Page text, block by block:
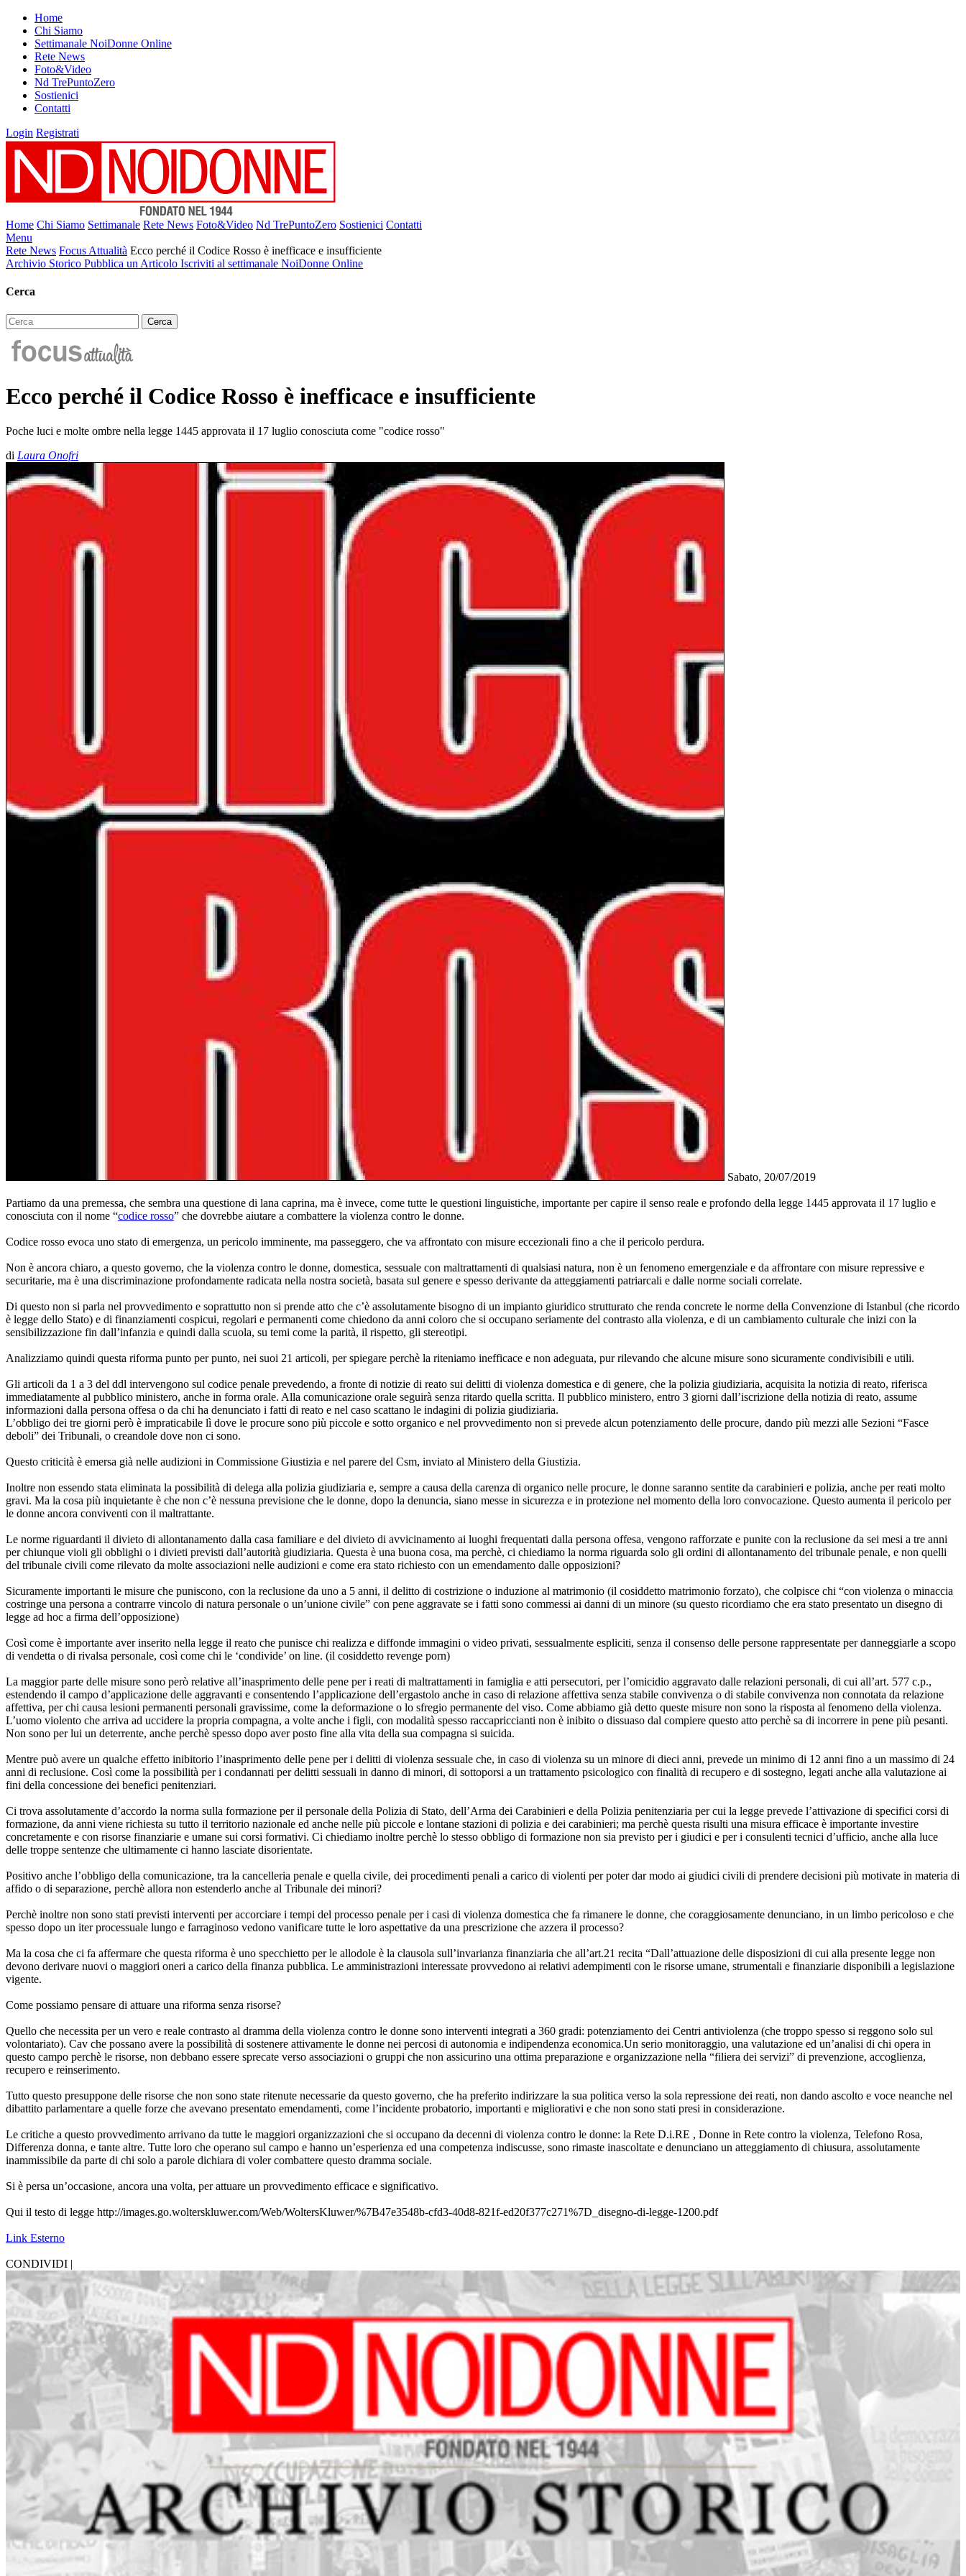
Home
Chi Siamo
Settimanale NoiDonne Online
Rete News
Foto&Video
Nd TrePuntoZero
Sostienici
Contatti
Login Registrati
Home Chi Siamo Settimanale Rete News Foto&Video Nd TrePuntoZero Sostienici Contatti
Menu
Rete News Focus Attualità Ecco perché il Codice Rosso è inefficace e insufficiente
Archivio Storico Pubblica un Articolo Iscriviti al settimanale NoiDonne Online
Cerca
Ecco perché il Codice Rosso è inefficace e insufficiente
Poche luci e molte ombre nella legge 1445 approvata il 17 luglio conosciuta come "codice rosso"
di Laura Onofri
Sabato, 20/07/2019
Partiamo da una premessa, che sembra una questione di lana caprina, ma è invece, come tutte le questioni linguistiche, importante per capire il senso reale e profondo della legge 1445 approvata il 17 luglio e
conosciuta con il nome “codice rosso” che dovrebbe aiutare a combattere la violenza contro le donne.
Codice rosso evoca uno stato di emergenza, un pericolo imminente, ma passeggero, che va affrontato con misure eccezionali fino a che il pericolo perdura.
Non è ancora chiaro, a questo governo, che la violenza contro le donne, domestica, sessuale con maltrattamenti di qualsiasi natura, non è un fenomeno emergenziale e da affrontare con misure repressive e
securitarie, ma è una discriminazione profondamente radicata nella nostra società, basata sul genere e spesso derivante da atteggiamenti patriarcali e dalle norme sociali correlate.
Di questo non si parla nel provvedimento e soprattutto non si prende atto che c’è assolutamente bisogno di un impianto giuridico strutturato che renda concrete le norme della Convenzione di Istanbul (che ricordo
è legge dello Stato) e di finanziamenti cospicui, regolari e permanenti come chiedono da anni coloro che si occupano seriamente del contrasto alla violenza, e di un cambiamento culturale che inizi con la
sensibilizzazione fin dall’infanzia e quindi dalla scuola, su temi come la parità, il rispetto, gli stereotipi.
Analizziamo quindi questa riforma punto per punto, nei suoi 21 articoli, per spiegare perchè la riteniamo inefficace e non adeguata, pur rilevando che alcune misure sono sicuramente condivisibili e utili.
Gli articoli da 1 a 3 del ddl intervengono sul codice penale prevedendo, a fronte di notizie di reato sui delitti di violenza domestica e di genere, che la polizia giudiziaria, acquisita la notizia di reato, riferisca
immediatamente al pubblico ministero, anche in forma orale. Alla comunicazione orale seguirà senza ritardo quella scritta. Il pubblico ministero, entro 3 giorni dall’iscrizione della notizia di reato, assume
informazioni dalla persona offesa o da chi ha denunciato i fatti di reato e nel caso scattano le indagini di polizia giudiziaria.
L’obbligo dei tre giorni però è impraticabile lì dove le procure sono più piccole e sotto organico e nel provvedimento non si prevede alcun potenziamento delle procure, dando più mezzi alle Sezioni “Fasce
deboli” dei Tribunali, o creandole dove non ci sono.
Questo criticità è emersa già nelle audizioni in Commissione Giustizia e nel parere del Csm, inviato al Ministero della Giustizia.
Inoltre non essendo stata eliminata la possibilità di delega alla polizia giudiziaria e, sempre a causa della carenza di organico nelle procure, le donne saranno sentite da carabinieri e polizia, anche per reati molto
gravi. Ma la cosa più inquietante è che non c’è nessuna previsione che le donne, dopo la denuncia, siano messe in sicurezza e in protezione nel momento della loro convocazione. Questo aumenta il pericolo per
le donne ancora conviventi con il maltrattante.
Le norme riguardanti il divieto di allontanamento dalla casa familiare e del divieto di avvicinamento ai luoghi frequentati dalla persona offesa, vengono rafforzate e punite con la reclusione da sei mesi a tre anni
per chiunque violi gli obblighi o i divieti previsti dall’autorità giudiziaria. Questa è una buona cosa, ma perchè, ci chiediamo la norma riguarda solo gli ordini di allontanamento del tribunale penale, e non quelli
del tribunale civili come rilevato da molte associazioni nelle audizioni e come era stato richiesto con un emendamento dalle opposizioni?
Sicuramente importanti le misure che puniscono, con la reclusione da uno a 5 anni, il delitto di costrizione o induzione al matrimonio (il cosiddetto matrimonio forzato), che colpisce chi “con violenza o minaccia
costringe una persona a contrarre vincolo di natura personale o un’unione civile” con pene aggravate se i fatti sono commessi ai danni di un minore (su questo ricordiamo che era stato presentato un disegno di
legge ad hoc a firma dell’opposizione)
Così come è importante aver inserito nella legge il reato che punisce chi realizza e diffonde immagini o video privati, sessualmente espliciti, senza il consenso delle persone rappresentate per danneggiarle a scopo
di vendetta o di rivalsa personale, così come chi le ‘condivide’ on line. (il cosiddetto revenge porn)
La maggior parte delle misure sono però relative all’inasprimento delle pene per i reati di maltrattamenti in famiglia e atti persecutori, per l’omicidio aggravato dalle relazioni personali, di cui all’art. 577 c.p.,
estendendo il campo d’applicazione delle aggravanti e consentendo l’applicazione dell’ergastolo anche in caso di relazione affettiva senza stabile convivenza o di stabile convivenza non connotata da relazione
affettiva, per chi causa lesioni permanenti personali gravissime, come la deformazione o lo sfregio permanente del viso. Come abbiamo già detto queste misure non sono la risposta al fenomeno della violenza.
L’uomo violento che arriva ad uccidere la propria compagna, a volte anche i figli, con modalità spesso raccapriccianti non è inibito o dissuaso dal compiere questo atto perchè sa di incorrere in pene più pesanti.
Non sono per lui un deterrente, anche perchè spesso dopo aver posto fine alla vita della sua compagna si suicida.
Mentre può avere un qualche effetto inibitorio l’inasprimento delle pene per i delitti di violenza sessuale che, in caso di violenza su un minore di dieci anni, prevede un minimo di 12 anni fino a un massimo di 24
anni di reclusione. Così come la possibilità per i condannati per delitti sessuali in danno di minori, di sottoporsi a un trattamento psicologico con finalità di recupero e di sostegno, legati anche alla valutazione ai
fini della concessione dei benefici penitenziari.
Ci trova assolutamente d’accordo la norma sulla formazione per il personale della Polizia di Stato, dell’Arma dei Carabinieri e della Polizia penitenziaria per cui la legge prevede l’attivazione di specifici corsi di
formazione, da anni viene richiesta su tutto il territorio nazionale ed anche nelle più piccole e lontane stazioni di polizia e dei carabinieri; ma perchè questa risulti una misura efficace è importante investire
concretamente e con risorse finanziarie e umane sui corsi formativi. Ci chiediamo inoltre perchè lo stesso obbligo di formazione non sia previsto per i giudici e per i consulenti tecnici d’ufficio, anche alla luce
delle troppe sentenze che ultimamente ci hanno lasciate disorientate.
Positivo anche l’obbligo della comunicazione, tra la cancelleria penale e quella civile, dei procedimenti penali a carico di violenti per poter dar modo ai giudici civili di prendere decisioni più motivate in materia di
affido o di separazione, perchè allora non estenderlo anche al Tribunale dei minori?
Perchè inoltre non sono stati previsti interventi per accorciare i tempi del processo penale per i casi di violenza domestica che fa rimanere le donne, che coraggiosamente denunciano, in un limbo pericoloso e che
spesso dopo un iter processuale lungo e farraginoso vedono vanificare tutte le loro aspettative da una prescrizione che azzera il processo?
Ma la cosa che ci fa affermare che questa riforma è uno specchietto per le allodole è la clausola sull’invarianza finanziaria che all’art.21 recita “Dall’attuazione delle disposizioni di cui alla presente legge non
devono derivare nuovi o maggiori oneri a carico della fi­nanza pubblica. Le amministrazioni interes­sate provvedono ai relativi adempimenti con le risorse umane, strumentali e finanziarie disponibili a legislazione
vigente.
Come possiamo pensare di attuare una riforma senza risorse?
Quello che necessita per un vero e reale contrasto al dramma della violenza contro le donne sono interventi integrati a 360 gradi: potenziamento dei Centri antiviolenza (che troppo spesso si reggono solo sul
volontariato). Cav che possano avere la possibilità di sostenere attivamente le donne nei percosi di autonomia e indipendenza economica.Un serio monitoraggio, una valutazione ed un’analisi di chi opera in
questo campo perchè le risorse, non debbano essere sprecate verso associazioni o gruppi che non assicurino una ottima preparazione e organizzazione nella “filiera dei servizi” di prevenzione, accoglienza,
recupero e reinserimento.
Tutto questo presuppone delle risorse che non sono state ritenute necessarie da questo governo, che ha preferito indirizzare la sua politica verso la sola repressione dei reati, non dando ascolto e voce neanche nel
dibattito parlamentare a quelle forze che avevano presentato emendamenti, come l’incidente probatorio, importanti e migliorativi e che non sono stati presi in considerazione.
Le critiche a questo provvedimento arrivano da tutte le maggiori organizzazioni che si occupano da decenni di violenza contro le donne: la Rete D.i.RE , Donne in Rete contro la violenza, Telefono Rosa,
Differenza donna, e tante altre. Tutte loro che operano sul campo e hanno un’esperienza ed una competenza indiscusse, sono rimaste inascoltate e denunciano un atteggiamento di chiusura, assolutamente
inammissibile da parte di chi solo a parole dichiara di voler combattere questo dramma sociale.
Si è persa un’occasione, ancora una volta, per attuare un provvedimento efficace e significativo.
Qui il testo di legge http://images.go.wolterskluwer.com/Web/WoltersKluwer/%7B47e3548b-cfd3-40d8-821f-ed20f377c271%7D_disegno-di-legge-1200.pdf
Link Esterno
CONDIVIDI |